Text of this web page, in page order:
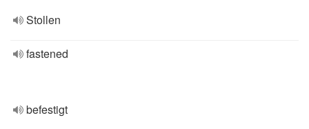
Stollen
fastened
befestigt